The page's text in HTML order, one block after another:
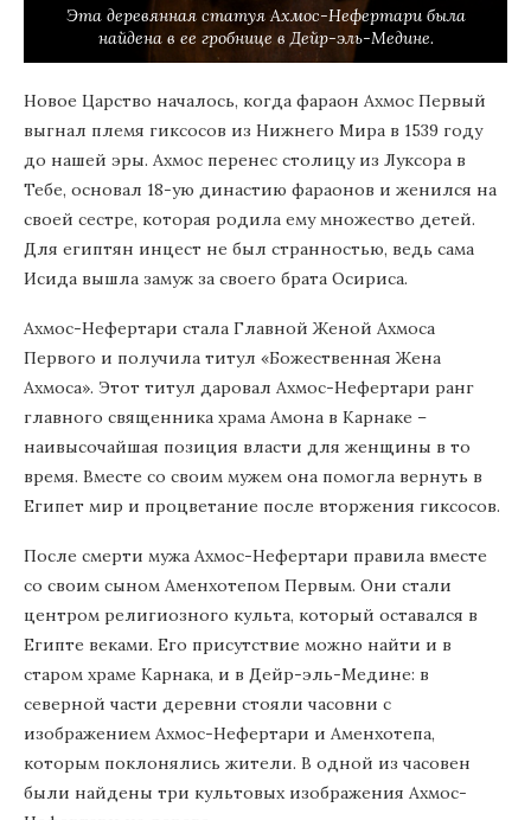
Эта деревянная статуя Ахмос-Нефертари была
найдена в ее гробнице в Дейр-эль-Медине.
Новое Царство началось, когда фараон Ахмос Первый
выгнал племя гиксосов из Нижнего Мира в 1539 году
до нашей эры. Ахмос перенес столицу из Луксора в
Тебе, основал 18-ую династию фараонов и женился на
своей сестре, которая родила ему множество детей.
Для египтян инцест не был странностью, ведь сама
Исида вышла замуж за своего брата Осириса.
Ахмос-Нефертари стала Главной Женой Ахмоса
Первого и получила титул «Божественная Жена
Ахмоса». Этот титул даровал Ахмос-Нефертари ранг
главного священника храма Амона в Карнаке –
наивысочайшая позиция власти для женщины в то
время. Вместе со своим мужем она помогла вернуть в
Египет мир и процветание после вторжения гиксосов.
После смерти мужа Ахмос-Нефертари правила вместе
со своим сыном Аменхотепом Первым. Они стали
центром религиозного культа, который оставался в
Египте веками. Его присутствие можно найти и в
старом храме Карнака, и в Дейр-эль-Медине: в
северной части деревни стояли часовни с
изображением Ахмос-Нефертари и Аменхотепа,
которым поклонялись жители. В одной из часовен
были найдены три культовых изображения Ахмос-